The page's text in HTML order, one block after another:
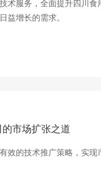
术服务，全面提升四川食
益增长的需求。
市场扩张之道
效的技术推广策略，实现